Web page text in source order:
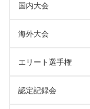
国内大会
海外大会
エリート選手権
認定記録会